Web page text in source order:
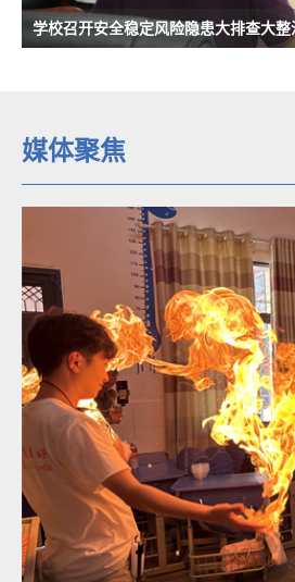
年轻人：对谈丨扎根地
促”创新创业生态的探索之
新湖南：
实地专访